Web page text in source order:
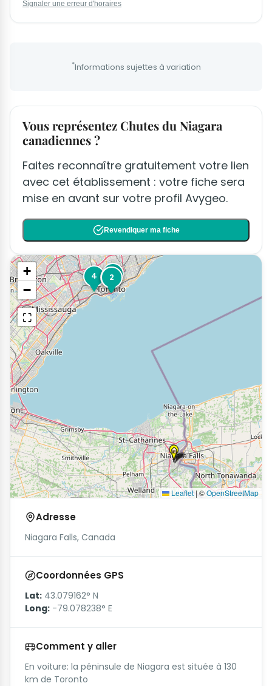
Signaler une erreur d'horaires
*Informations sujettes à variation
Vous représentez Chutes du Niagara
canadiennes ?
Faites reconnaître gratuitement votre lien
avec cet établissement : votre fiche sera
mise en avant sur votre profil Avygeo.
Revendiquer ma fiche
1
2
3
4
+
−
⛶
Leaflet | ©OpenStreetMap
Adresse
Niagara Falls, Canada
Coordonnées GPS
Lat: 43.079162° N
Long: -79.078238° E
Comment y aller
En voiture: la péninsule de Niagara est située à 130
km de Toronto